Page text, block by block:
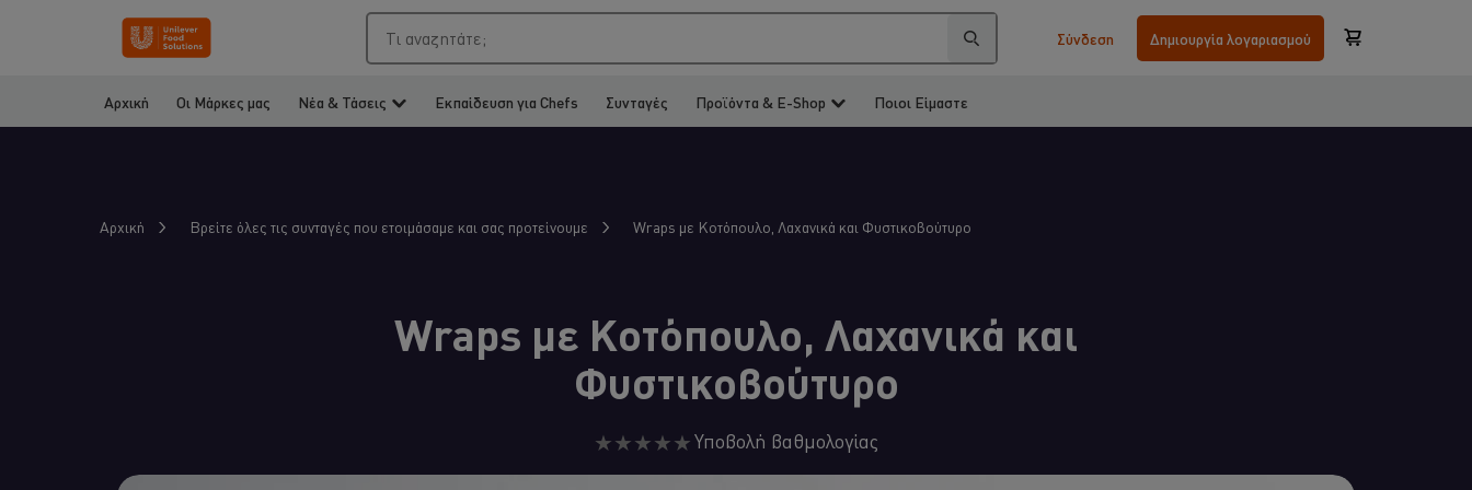
Τι αναζητάτε; Σύνδεση Δημιουργία λογαριασμού
Αρχική Οι Μάρκες μας Νέα & Τάσεις Εκπαίδευση για Chefs Συνταγές Προϊόντα & E-Shop Ποιοι Είμαστε
Αρχική Βρείτε όλες τις συνταγές που ετοιμάσαμε και σας προτείνουμε Wraps με Κοτόπουλο, Λαχανικά και Φυστικοβούτυρο
Wraps με Κοτόπουλο, Λαχανικά και
Φυστικοβούτυρο
Δεν
υποβλήθηκαν
Υποβολή βαθμολογίας